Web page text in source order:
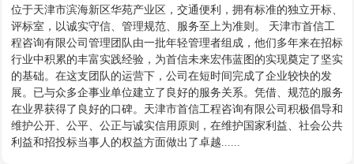
位于天津市滨海新区华苑产业区，交通便利，拥有标准的独立开标、
评标室，以诚实守信、管理规范、服务至上为准则。 天津市首信工
程咨询有限公司管理团队由一批年轻管理者组成，他们多年来在招标
行业中积累的丰富实践经验，为首信未来宏伟蓝图的实现奠定了坚实
的基础。在这支团队的运营下，公司在短时间完成了企业较快的发
展。已与众多企事业单位建立了良好的服务关系。凭借、规范的服务
在业界获得了良好的口碑。天津市首信工程咨询有限公司积极倡导和
维护公开、公平、公正与诚实信用原则，在维护国家利益、社会公共
利益和招投标当事人的权益方面做出了卓越......